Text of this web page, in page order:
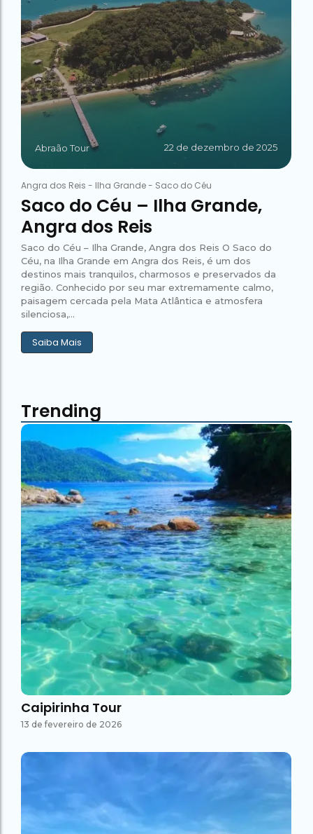
Abraão Tour 22 de dezembro de 2025
Angra dos Reis - Ilha Grande- Saco do Céu
Saco do Céu – Ilha Grande,
Angra dos Reis
Saco do Céu – Ilha Grande, Angra dos Reis O Saco do
Céu, na Ilha Grande em Angra dos Reis, é um dos
destinos mais tranquilos, charmosos e preservados da
região. Conhecido por seu mar extremamente calmo,
paisagem cercada pela Mata Atlântica e atmosfera
silenciosa,...
Saiba Mais
Trending
Caipirinha Tour
13 de fevereiro de 2026